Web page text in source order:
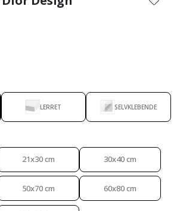
LERRET SELVKLEBENDE
21x30 cm 30x40 cm
50x70 cm 60x80 cm